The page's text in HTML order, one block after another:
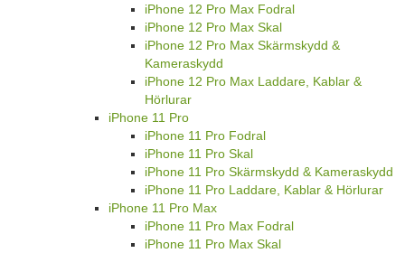
iPhone 12 Pro Max Fodral
iPhone 12 Pro Max Skal
iPhone 12 Pro Max Skärmskydd &
Kameraskydd
iPhone 12 Pro Max Laddare, Kablar &
Hörlurar
iPhone 11 Pro
iPhone 11 Pro Fodral
iPhone 11 Pro Skal
iPhone 11 Pro Skärmskydd & Kameraskydd
iPhone 11 Pro Laddare, Kablar & Hörlurar
iPhone 11 Pro Max
iPhone 11 Pro Max Fodral
iPhone 11 Pro Max Skal